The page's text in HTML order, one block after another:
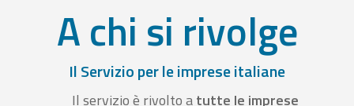
A chi si rivolge
Il Servizio per le imprese italiane
Il servizio è rivolto atutte le imprese